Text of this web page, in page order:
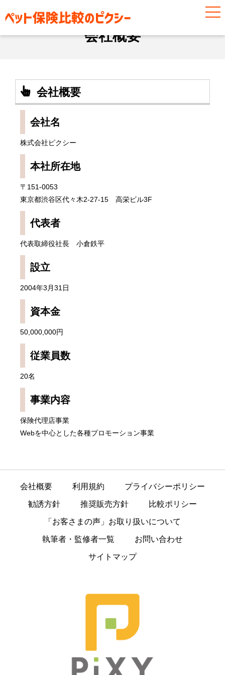
会社概要
会社概要
会社概要
会社名
株式会社ピクシー
本社所在地
〒151-0053
東京都渋谷区代々木2-27-15 高栄ビル3F
代表者
代表取締役社長 小倉鉄平
設立
2004年3月31日
資本金
50,000,000円
従業員数
20名
事業内容
保険代理店事業
Webを中心とした各種プロモーション事業
会社概要 利用規約 プライバシーポリシー
勧誘方針 推奨販売方針 比較ポリシー
「お客さまの声」お取り扱いについて
執筆者・監修者一覧 お問い合わせ
サイトマップ